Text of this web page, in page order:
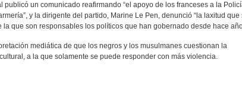
publicó un comunicado reafirmando “el apoyo de los franceses a la
y la dirigente del partido, Marine Le Pen, denunció “la laxitud que
que son responsables los políticos que han gobernado desde hace
mediática de que los negros y los musulmanes cuestionan la
a la que solamente se puede responder con más violencia.